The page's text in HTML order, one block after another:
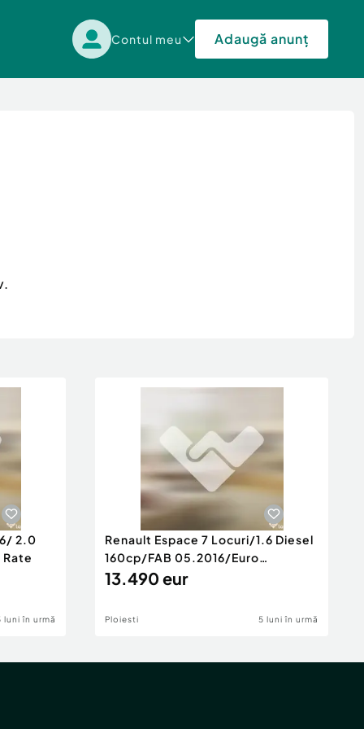
Contul meu Adaugă anunț
2.0
luni în urmă
Renault Espace 7 Locuri/1.6 Diesel
160cp/FAB 05.2016/Euro
6/Posibilita
13.490 eur
Ploiesti 5 luni în urmă